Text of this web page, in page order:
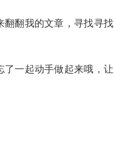
翻我的文章，寻找寻找
一起动手做起来哦，让